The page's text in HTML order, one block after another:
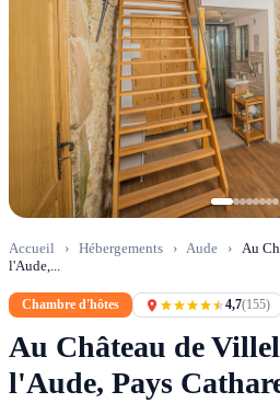
Accueil › Hébergements › Aude › Au
l'Aude,...
Chambre d'hôtes 4,7(155)
Au Château de
l'Aude, Pays